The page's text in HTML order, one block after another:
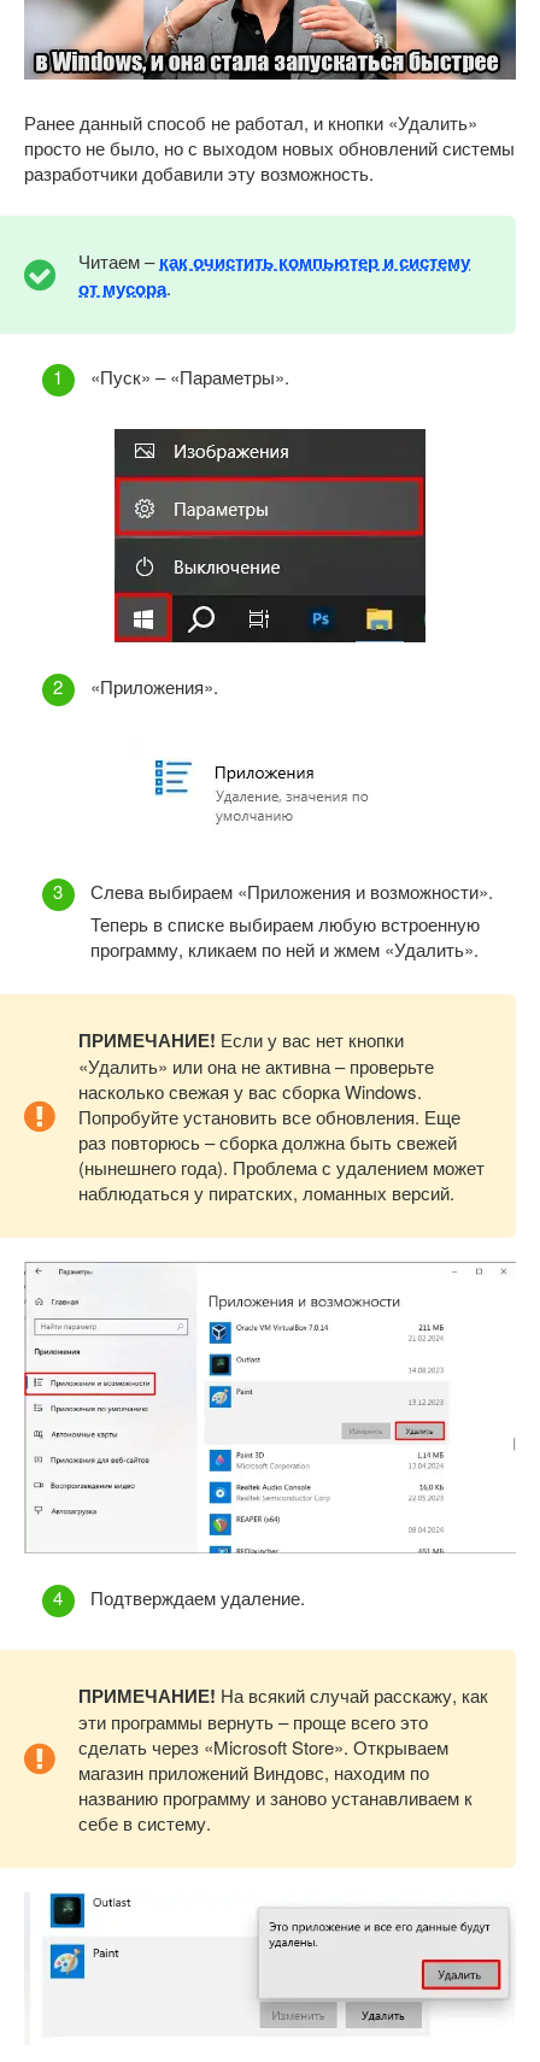
Ранее данный способ не работал, и кнопки «Удалить»
просто не было, но с выходом новых обновлений системы
разработчики добавили эту возможность.
Читаем –как очистить компьютер и систему
от мусора.
«Пуск» – «Параметры».
«Приложения».
Слева выбираем «Приложения и возможности».
Теперь в списке выбираем любую встроенную
программу, кликаем по ней и жмем «Удалить».
ПРИМЕЧАНИЕ! Если у вас нет кнопки
«Удалить» или она не активна – проверьте
насколько свежая у вас сборка Windows.
Попробуйте установить все обновления. Еще
раз повторюсь – сборка должна быть свежей
(нынешнего года). Проблема с удалением может
наблюдаться у пиратских, ломанных версий.
Подтверждаем удаление.
ПРИМЕЧАНИЕ! На всякий случай расскажу, как
эти программы вернуть – проще всего это
сделать через «Microsoft Store». Открываем
магазин приложений Виндовс, находим по
названию программу и заново устанавливаем к
себе в систему.